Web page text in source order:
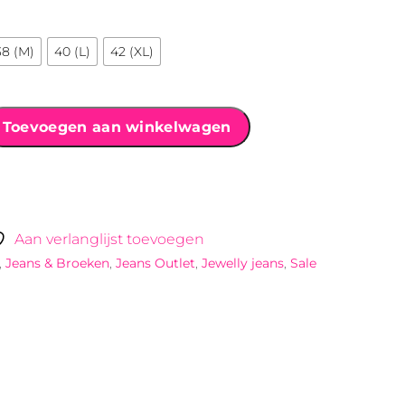
(M) 40 (L) 42 (XL)
Toevoegen aan winkelwagen
Aan verlanglijst toevoegen
,Jeans & Broeken,Jeans Outlet,Jewelly jeans,Sale